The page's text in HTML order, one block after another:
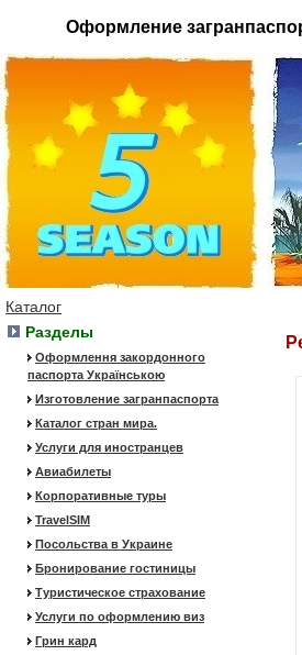
Оформление
Каталог
Разделы
Оформлення закордонного
паспорта Українською
Изготовление загранпаспорта
Каталог стран мира.
Услуги для иностранцев
Авиабилеты
Корпоративные туры
TravelSIM
Посольства в Украине
Бронирование гостиницы
Туристическое страхование
Услуги по оформлению виз
Грин кард